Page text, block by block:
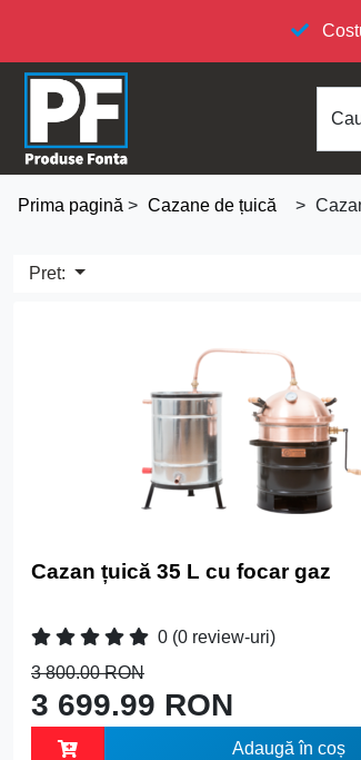
Prima pagină > Cazane de țuică >
Pret:
Cazan țuică 35 L cu focar gaz
0 (0 review-uri)
3 800.00 RON
3 699.99 RON
Adaugă în coș